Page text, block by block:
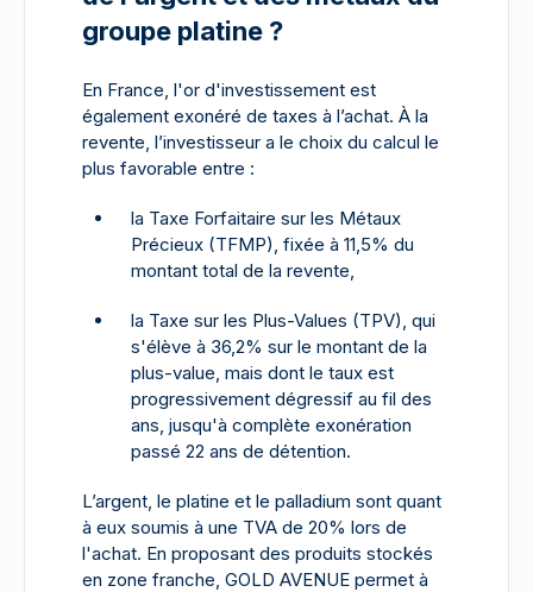
groupe platine ?
En France, l'or d'investissement est
également exonéré de taxes à l’achat. À la
revente, l’investisseur a le choix du calcul le
plus favorable entre :
la Taxe Forfaitaire sur les Métaux
Précieux (TFMP), fixée à 11,5% du
montant total de la revente,
la Taxe sur les Plus-Values (TPV), qui
s'élève à 36,2% sur le montant de la
plus-value, mais dont le taux est
progressivement dégressif au fil des
ans, jusqu'à complète exonération
passé 22 ans de détention.
L’argent, le platine et le palladium sont quant
à eux soumis à une TVA de 20% lors de
l'achat. En proposant des produits stockés
en zone franche, GOLD AVENUE permet à